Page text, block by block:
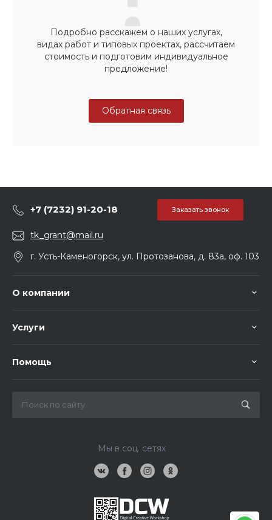
Подробно расскажем о наших услугах,
видах работ и типовых проектах, рассчитаем
стоимость и подготовим индивидуальное
предложение!
Обратная связь
+7 (7232) 91-20-18 Заказать звонок
tk_grant@mail.ru
г. Усть-Каменогорск, ул. Протозанова, д. 83а, оф. 103
О компании
Услуги
Помощь
Мы в соц. сетях